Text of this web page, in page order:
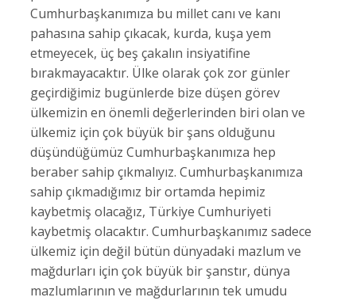
Cumhurbaşkanımıza bu millet canı ve kanı
pahasına sahip çıkacak, kurda, kuşa yem
etmeyecek, üç beş çakalın insiyatifine
bırakmayacaktır. Ülke olarak çok zor günler
geçirdiğimiz bugünlerde bize düşen görev
ülkemizin en önemli değerlerinden biri olan ve
ülkemiz için çok büyük bir şans olduğunu
düşündüğümüz Cumhurbaşkanımıza hep
beraber sahip çıkmalıyız. Cumhurbaşkanımıza
sahip çıkmadığımız bir ortamda hepimiz
kaybetmiş olacağız, Türkiye Cumhuriyeti
kaybetmiş olacaktır. Cumhurbaşkanımız sadece
ülkemiz için değil bütün dünyadaki mazlum ve
mağdurları için çok büyük bir şanstır, dünya
mazlumlarının ve mağdurlarının tek umudu